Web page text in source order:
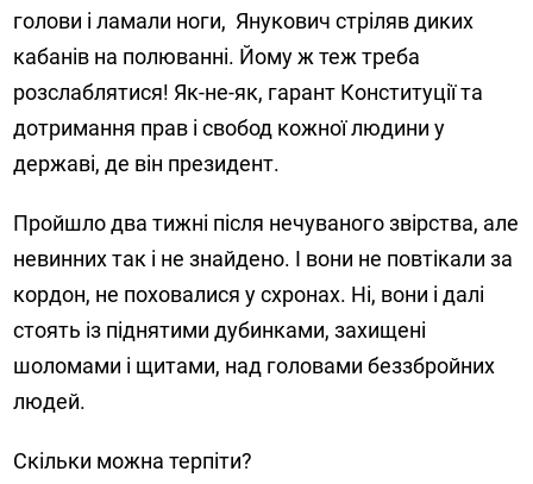
голови і ламали ноги, Янукович стріляв диких
кабанів на полюванні. Йому ж теж треба
розслаблятися! Як-не-як, гарант Конституції та
дотримання прав і свобод кожної людини у
державі, де він президент.
Пройшло два тижні після нечуваного звірства, але
невинних так і не знайдено. І вони не повтікали за
кордон, не поховалися у схронах. Ні, вони і далі
стоять із піднятими дубинками, захищені
шоломами і щитами, над головами беззбройних
людей.
Скільки можна терпіти?